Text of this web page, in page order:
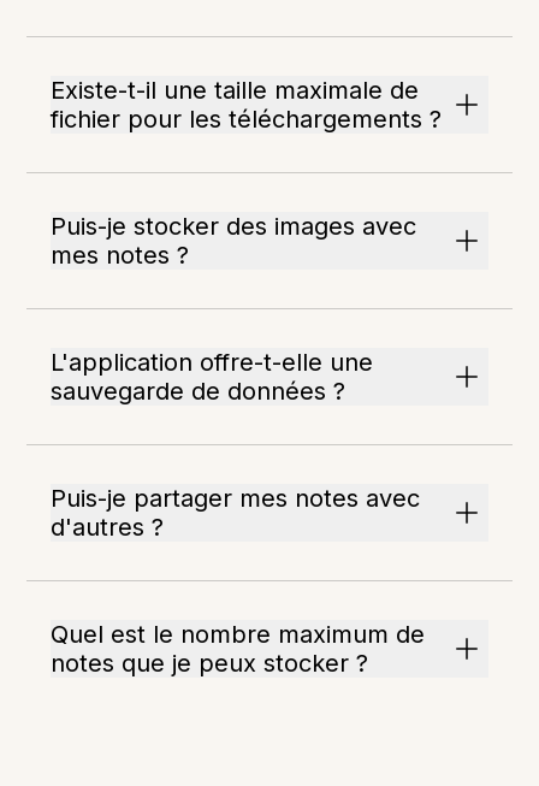
Existe-t-il une taille maximale de
fichier pour les téléchargements ?
Puis-je stocker des images avec
mes notes ?
L'application offre-t-elle une
sauvegarde de données ?
Puis-je partager mes notes avec
d'autres ?
Quel est le nombre maximum de
notes que je peux stocker ?